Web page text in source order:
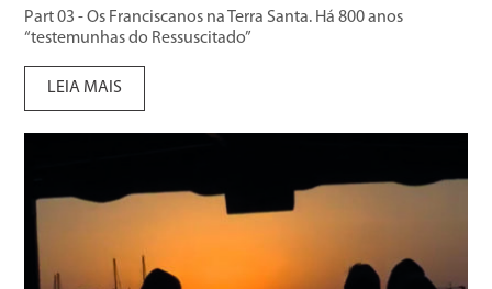
Part 03 - Os Franciscanos na Terra Santa. Há 800 anos
“testemunhas do Ressuscitado”
LEIA MAIS